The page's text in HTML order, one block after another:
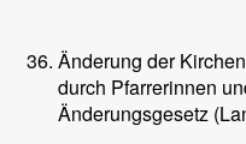
Änderung der
durch Pfarrerinnen
Änderungsgesetz